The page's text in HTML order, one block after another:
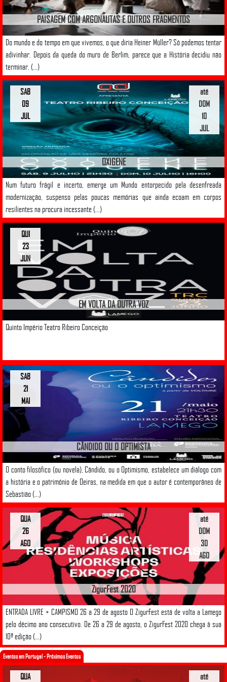
PAISAGEM COM ARGONAUTAS E OUTROS FRAGMENTOS
Do mundo e do tempo em que vivemos, o que diria Heiner Müller? Só podemos tentar
adivinhar. Depois da queda do muro de Berlim, parece que a História decidiu não
terminar. (...)
OXIGENE
Num futuro frágil e incerto, emerge um Mundo entorpecido pela desenfreada
modernização, suspenso pelas poucas memórias que ainda ecoam em corpos
resilientes na procura incessante (...)
até
DOM
10
JUL
SAB
09
JUL
EM VOLTA DA OUTRA VOZ
Quinto Império Teatro Ribeiro Conceição
QUI
23
JUN
CÂNDIDO OU O OPTIMISTA
O conto filosófico (ou novela), Cândido, ou o Optimismo, estabelece um diálogo com
a história e o património de Oeiras, na medida em que o autor é contemporâneo de
Sebastião (...)
SAB
21
MAI
ZigurFest 2020
ENTRADA LIVRE + CAMPISMO 26 a 29 de agosto O ZigurFest está de volta a Lamego
pelo décimo ano consecutivo. De 26 a 29 de agosto, o ZigurFest 2020 chega à sua
10ª edição (...)
até
DOM
30
AGO
QUA
26
AGO
Eventos em Portugal - Próximos Eventos
até
QUA